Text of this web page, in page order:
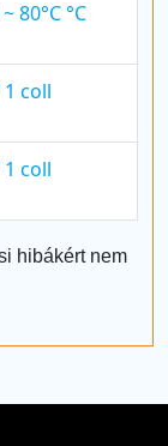
80°C °C
1 coll
1 coll
hibákért nem